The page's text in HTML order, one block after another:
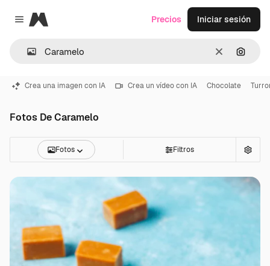
Close menu
Magnific
Borrar
Precios Iniciar sesión
Crea una imagen con IA Crea un vídeo con IA Chocolate
Fotos De Caramelo
Fotos Filtros